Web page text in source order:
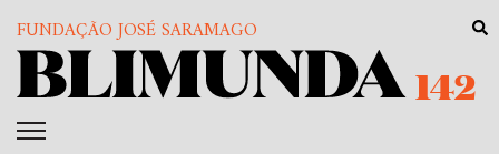
FUNDAÇÃO JOSÉ SARAMAGO
142